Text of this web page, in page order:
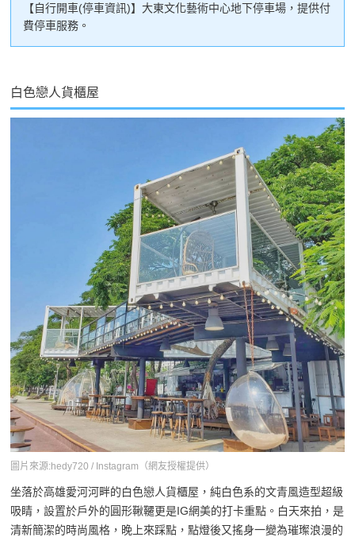
【自行開車(停車資訊)】大東文化藝術中心地下停車場，提供付
費停車服務。
白色戀人貨櫃屋
圖片來源:hedy720 / Instagram（網友授權提供）
坐落於高雄愛河河畔的白色戀人貨櫃屋，純白色系的文青風造型超級
吸睛，設置於戶外的圓形鞦韆更是IG網美的打卡重點。白天來拍，是
清新簡潔的時尚風格，晚上來踩點，點燈後又搖身一變為璀璨浪漫的